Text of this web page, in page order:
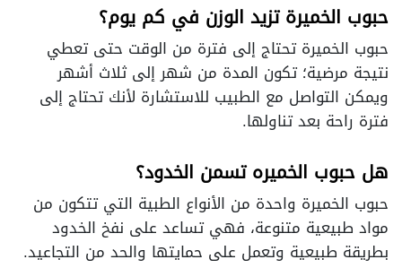
حبوب الخميرة تزيد الوزن في كم يوم؟
حبوب الخميرة تحتاج إلى فترة من الوقت حتى تعطي
نتيجة مرضية؛ تكون المدة من شهر إلى ثلاث أشهر
ويمكن التواصل مع الطبيب للاستشارة لأنك تحتاج إلى
فترة راحة بعد تناولها.
هل حبوب الخميره تسمن الخدود؟
حبوب الخميرة واحدة من الأنواع الطبية التي تتكون من
مواد طبيعية متنوعة، فهي تساعد على نفخ الخدود
بطريقة طبيعية وتعمل على حمايتها والحد من التجاعيد.